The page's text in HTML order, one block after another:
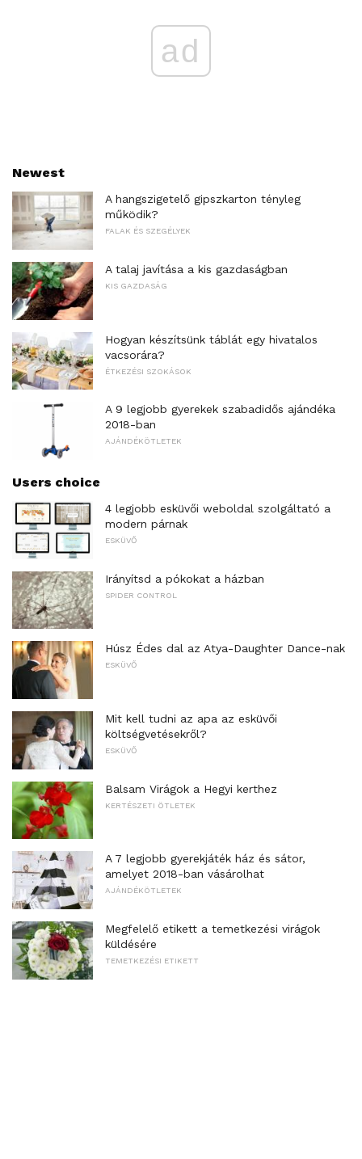
ad
Newest
A hangszigetelő gipszkarton tényleg
működik?
FALAK ÉS SZEGÉLYEK
A talaj javítása a kis gazdaságban
KIS GAZDASÁG
Hogyan készítsünk táblát egy hivatalos
vacsorára?
ÉTKEZÉSI SZOKÁSOK
A 9 legjobb gyerekek szabadidős ajándéka
2018-ban
AJÁNDÉKÖTLETEK
Users choice
4 legjobb esküvői weboldal szolgáltató a
modern párnak
ESKÜVŐ
Irányítsd a pókokat a házban
SPIDER CONTROL
Húsz Édes dal az Atya-Daughter Dance-nak
ESKÜVŐ
Mit kell tudni az apa az esküvői
költségvetésekről?
ESKÜVŐ
Balsam Virágok a Hegyi kerthez
KERTÉSZETI ÖTLETEK
A 7 legjobb gyerekjáték ház és sátor,
amelyet 2018-ban vásárolhat
AJÁNDÉKÖTLETEK
Megfelelő etikett a temetkezési virágok
küldésére
TEMETKEZÉSI ETIKETT